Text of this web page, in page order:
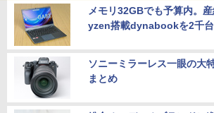
メモリ32GBでも予算内。
yzen搭載dynabookを2千
ソニーミラーレス一眼の大
まとめ